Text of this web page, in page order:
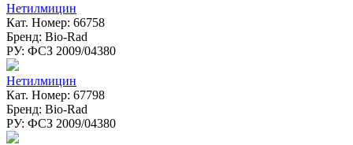
Нетилмицин
Кат. Номер: 66758
Бренд: Bio-Rad
РУ: ФСЗ 2009/04380
Нетилмицин
Кат. Номер: 67798
Бренд: Bio-Rad
РУ: ФСЗ 2009/04380